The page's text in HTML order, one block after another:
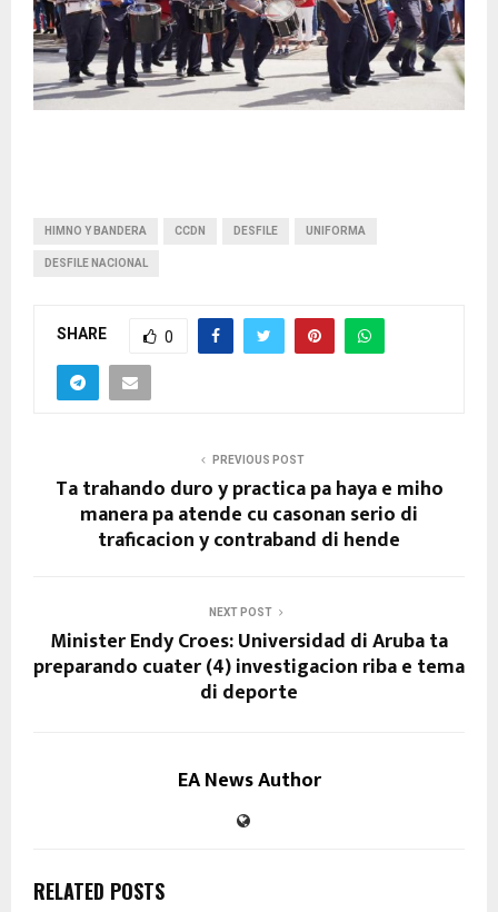
HIMNO Y BANDERA CCDN DESFILE UNIFORMA
DESFILE NACIONAL
SHARE 0
PREVIOUS POST
Ta trahando duro y practica pa haya e miho
manera pa atende cu casonan serio di
traficacion y contraband di hende
NEXT POST
Minister Endy Croes: Universidad di Aruba ta
preparando cuater (4) investigacion riba e tema
di deporte
EA News Author
RELATED POSTS